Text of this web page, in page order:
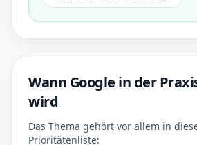
Wann Google in der
wird
Das Thema gehört vor allem in
Prioritätenliste: